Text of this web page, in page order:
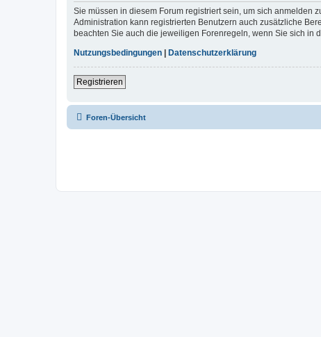
Sie müssen in diesem Forum registriert sein, um sich anmelden
Administration kann registrierten Benutzern auch zusätzliche
beachten Sie auch die jeweiligen Forenregeln, wenn Sie sich in
Nutzungsbedingungen
Datenschutzerklärung
Registrieren
Foren-Übersicht